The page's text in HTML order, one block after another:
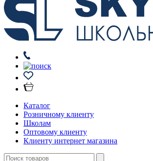
Каталог
Розничному клиенту
Школам
Оптовому клиенту
Клиенту интернет магазина